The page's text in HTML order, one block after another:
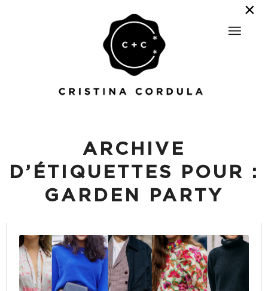
ARCHIVE
D’ÉTIQUETTES POUR :
GARDEN PARTY